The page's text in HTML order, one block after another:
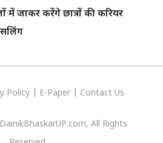
में जाकर करेंगे छात्रों की करियर
Policy E-Paper Contact Us
All Rights